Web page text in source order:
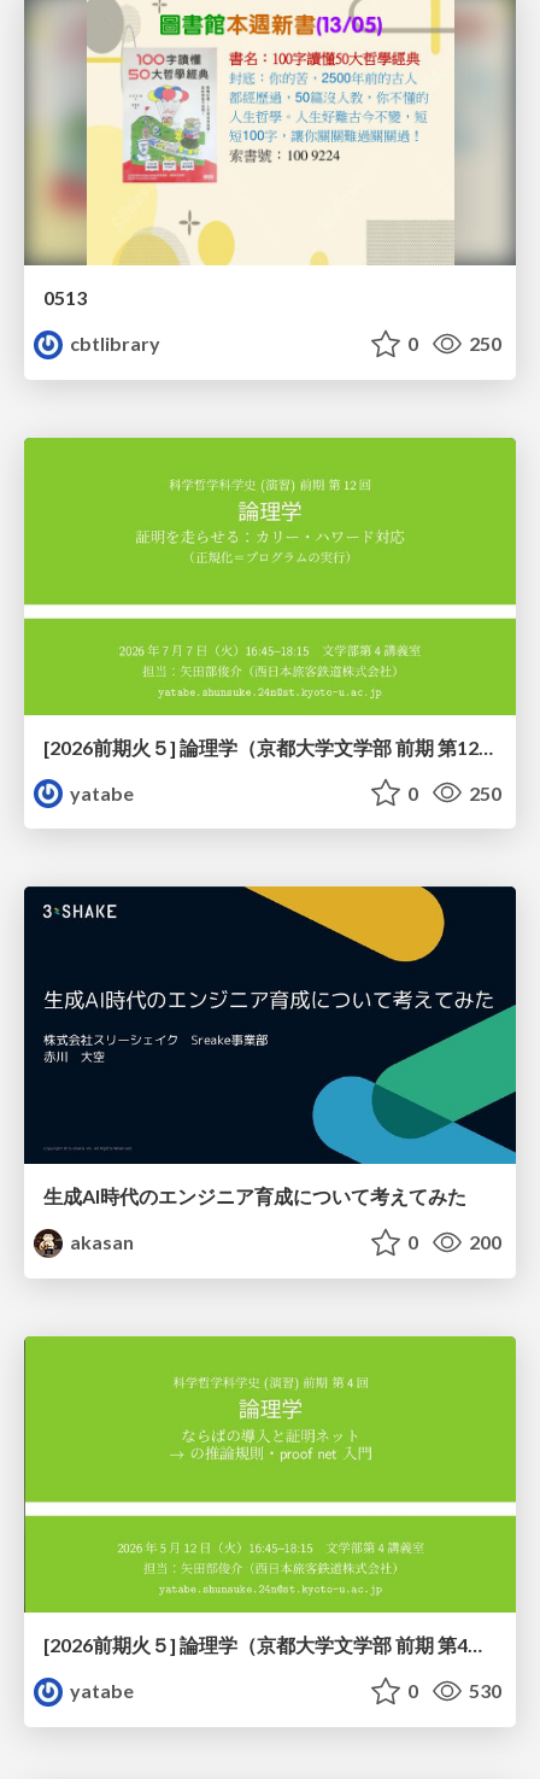
0513
cbtlibrary
0 250
yatabe
0 250
生成AI時代のエンジニア育成について考えてみた
akasan
0 200
[2026前期火５] 論理学（京都大学文学部 前期 第4回）「 ならば（→）の導入と証明ネット」
yatabe
0 530